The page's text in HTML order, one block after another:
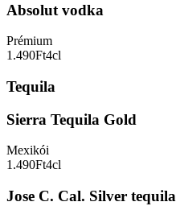
Absolut vodka
Prémium
1.490Ft4cl
Tequila
Sierra Tequila Gold
Mexikói
1.490Ft4cl
Jose C. Cal. Silver tequila